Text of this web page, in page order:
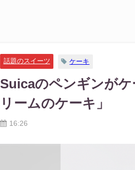
話題のスイーツ ケーキ
Suicaのペンギンが
リームのケーキ」
16:26